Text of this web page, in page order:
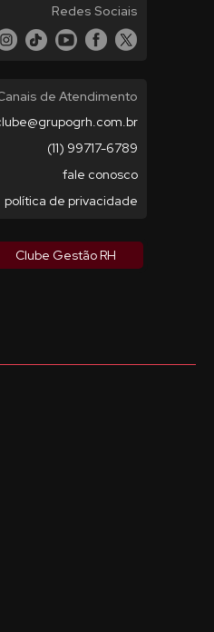
Redes Sociais
de Atendimento
(11) 99717-6789
fale conosco
política de privacidade
Clube Gestão RH